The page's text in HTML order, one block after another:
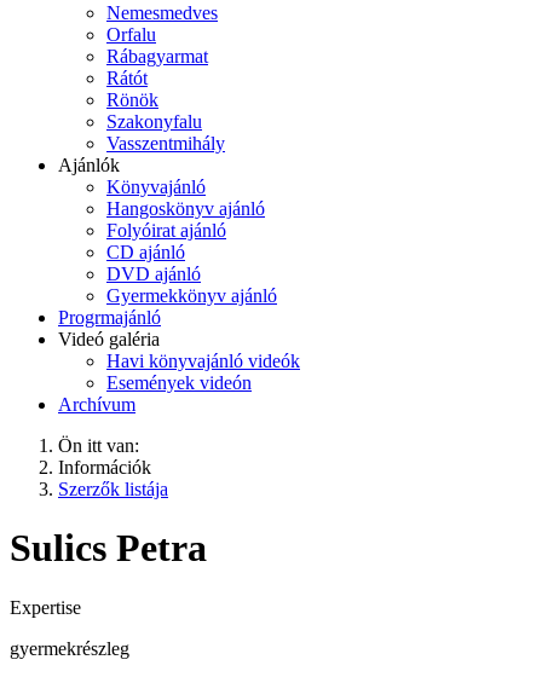
Nemesmedves
Orfalu
Rábagyarmat
Rátót
Rönök
Szakonyfalu
Vasszentmihály
Ajánlók
Könyvajánló
Hangoskönyv ajánló
Folyóirat ajánló
CD ajánló
DVD ajánló
Gyermekkönyv ajánló
Progrmajánló
Videó galéria
Havi könyvajánló videók
Események videón
Archívum
Ön itt van:
Információk
Szerzők listája
Sulics Petra
Expertise
gyermekrészleg